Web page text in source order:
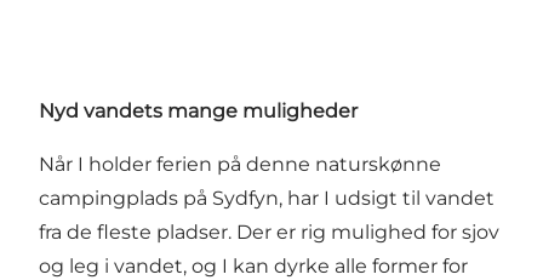
Nyd vandets mange muligheder
Når I holder ferien på denne naturskønne
campingplads på Sydfyn, har I udsigt til vandet
fra de fleste pladser. Der er rig mulighed for sjov
og leg i vandet, og I kan dyrke alle former for